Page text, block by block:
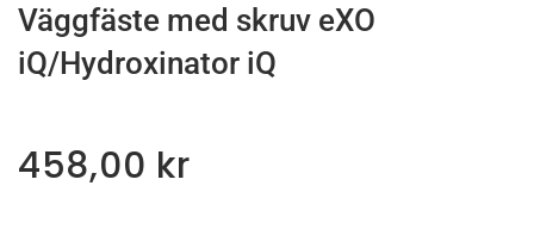
Väggfäste med skruv eXO
iQ/Hydroxinator iQ
458,00 kr